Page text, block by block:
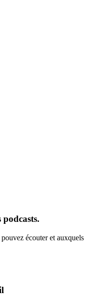
podcasts.
écouter et auxquels